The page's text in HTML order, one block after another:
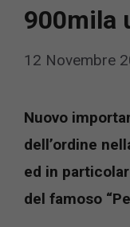
900mila
12 Novembre
Nuovo
dell’ordine
ed in
del famoso